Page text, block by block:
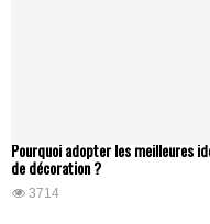
Pourquoi adopter les meilleures
de décoration ?
3714